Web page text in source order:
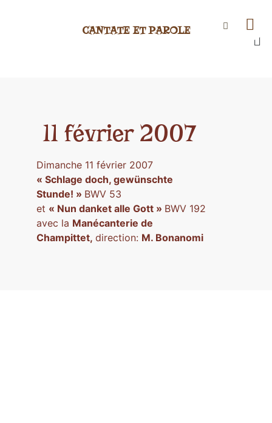
CANTATE ET PAROLE
11 février 2007
Dimanche 11 février 2007
« Schlage doch, gewünschte
Stunde! » BWV 53
et « Nun danket alle Gott » BWV 192
avec la Manécanterie de
Champittet, direction: M. Bonanomi